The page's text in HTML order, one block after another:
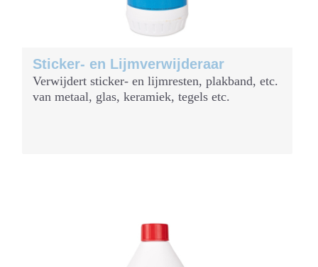
Sticker- en Lijmverwijderaar
Verwijdert sticker- en lijmresten, plakband, etc.
van metaal, glas, keramiek, tegels etc.